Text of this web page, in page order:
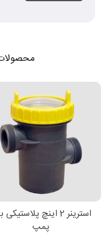
استرینر 2 اینچ
پمپ